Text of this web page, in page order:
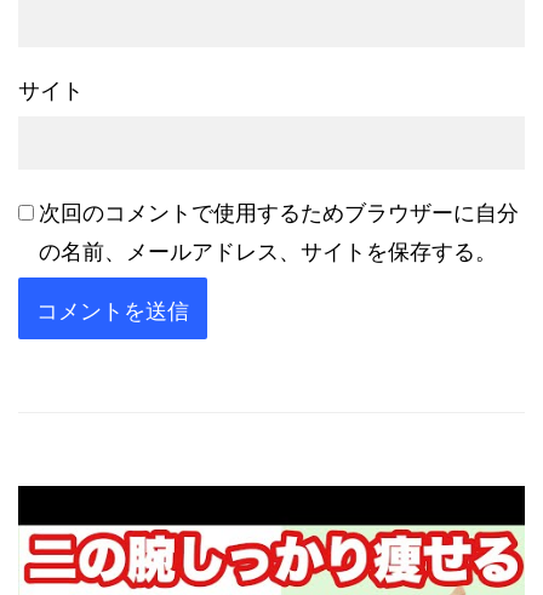
サイト
次回のコメントで使用するためブラウザーに自分
の名前、メールアドレス、サイトを保存する。